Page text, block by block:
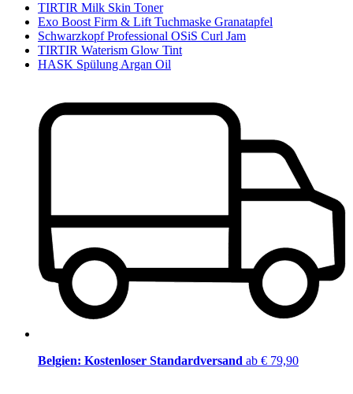
TIRTIR Milk Skin Toner
Exo Boost Firm & Lift Tuchmaske Granatapfel
Schwarzkopf Professional OSiS Curl Jam
TIRTIR Waterism Glow Tint
HASK Spülung Argan Oil
Belgien: Kostenloser Standardversand ab € 79,90